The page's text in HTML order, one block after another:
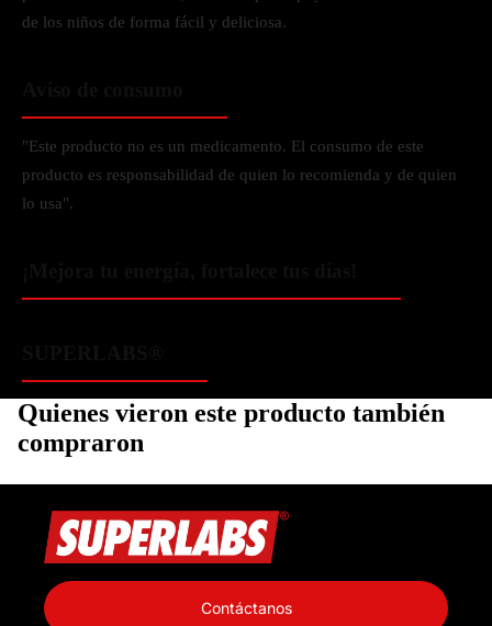
de los niños de forma fácil y deliciosa.
"Este producto no es un medicamento. El consumo de este
producto es responsabilidad de quien lo recomienda y de quien
lo usa".
Quienes vieron este producto también
compraron
Contáctanos
Información de contacto